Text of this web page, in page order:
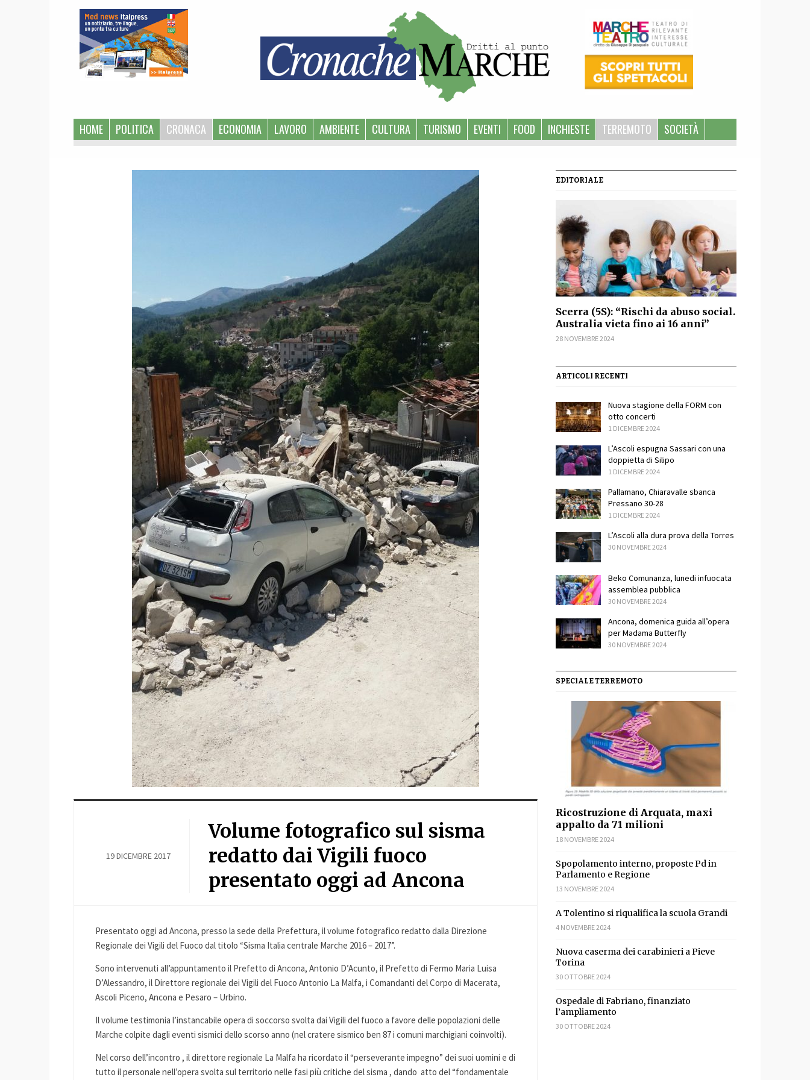
HOME POLITICA CRONACA ECONOMIA LAVORO AMBIENTE CULTURA TURISMO EVENTI FOOD INCHIESTE TERREMOTO SOCIETÀ
19 DICEMBRE 2017
Volume fotografico sul sisma
redatto dai Vigili fuoco
presentato oggi ad Ancona
Presentato oggi ad Ancona, presso la sede della Prefettura, il volume fotografico redatto dalla Direzione
Regionale dei Vigili del Fuoco dal titolo “Sisma Italia centrale Marche 2016 – 2017”.
Sono intervenuti all’appuntamento il Prefetto di Ancona, Antonio D’Acunto, il Prefetto di Fermo Maria Luisa
D’Alessandro, il Direttore regionale dei Vigili del Fuoco Antonio La Malfa, i Comandanti del Corpo di Macerata,
Ascoli Piceno, Ancona e Pesaro – Urbino.
Il volume testimonia l’instancabile opera di soccorso svolta dai Vigili del fuoco a favore delle popolazioni delle
Marche colpite dagli eventi sismici dello scorso anno (nel cratere sismico ben 87 i comuni marchigiani coinvolti).
Nel corso dell’incontro , il direttore regionale La Malfa ha ricordato il “perseverante impegno” dei suoi uomini e di
tutto il personale nell’opera svolta sul territorio nelle fasi più critiche del sisma , dando atto del “fondamentale
EDITORIALE
Scerra (5S): “Rischi da abuso social.
Australia vieta fino ai 16 anni”
28 NOVEMBRE 2024
ARTICOLI RECENTI
Nuova stagione della FORM con
otto concerti
1 DICEMBRE 2024
L’Ascoli espugna Sassari con una
doppietta di Silipo
1 DICEMBRE 2024
Pallamano, Chiaravalle sbanca
Pressano 30-28
1 DICEMBRE 2024
L’Ascoli alla dura prova della Torres
30 NOVEMBRE 2024
Beko Comunanza, lunedi infuocata
assemblea pubblica
30 NOVEMBRE 2024
Ancona, domenica guida all’opera
per Madama Butterfly
30 NOVEMBRE 2024
SPECIALE TERREMOTO
Ricostruzione di Arquata, maxi
appalto da 71 milioni
18 NOVEMBRE 2024
Spopolamento interno, proposte Pd in
Parlamento e Regione
13 NOVEMBRE 2024
A Tolentino si riqualifica la scuola Grandi
4 NOVEMBRE 2024
Nuova caserma dei carabinieri a Pieve
Torina
30 OTTOBRE 2024
Ospedale di Fabriano, finanziato
l’ampliamento
30 OTTOBRE 2024